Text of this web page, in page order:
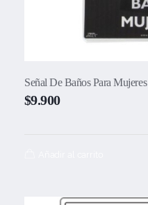
Señal De Baños Para Mujeres
$9.900